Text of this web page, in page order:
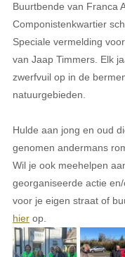
Buurtbende van Franca
Componistenkwartier
Speciale vermelding
van Jaap Timmers. Elk
zwerfvuil op in de
natuurgebieden.
Hulde aan jong en oud
genomen andermans
Wil je ook meehelpen
georganiseerde actie
voor je eigen straat of
hier op.